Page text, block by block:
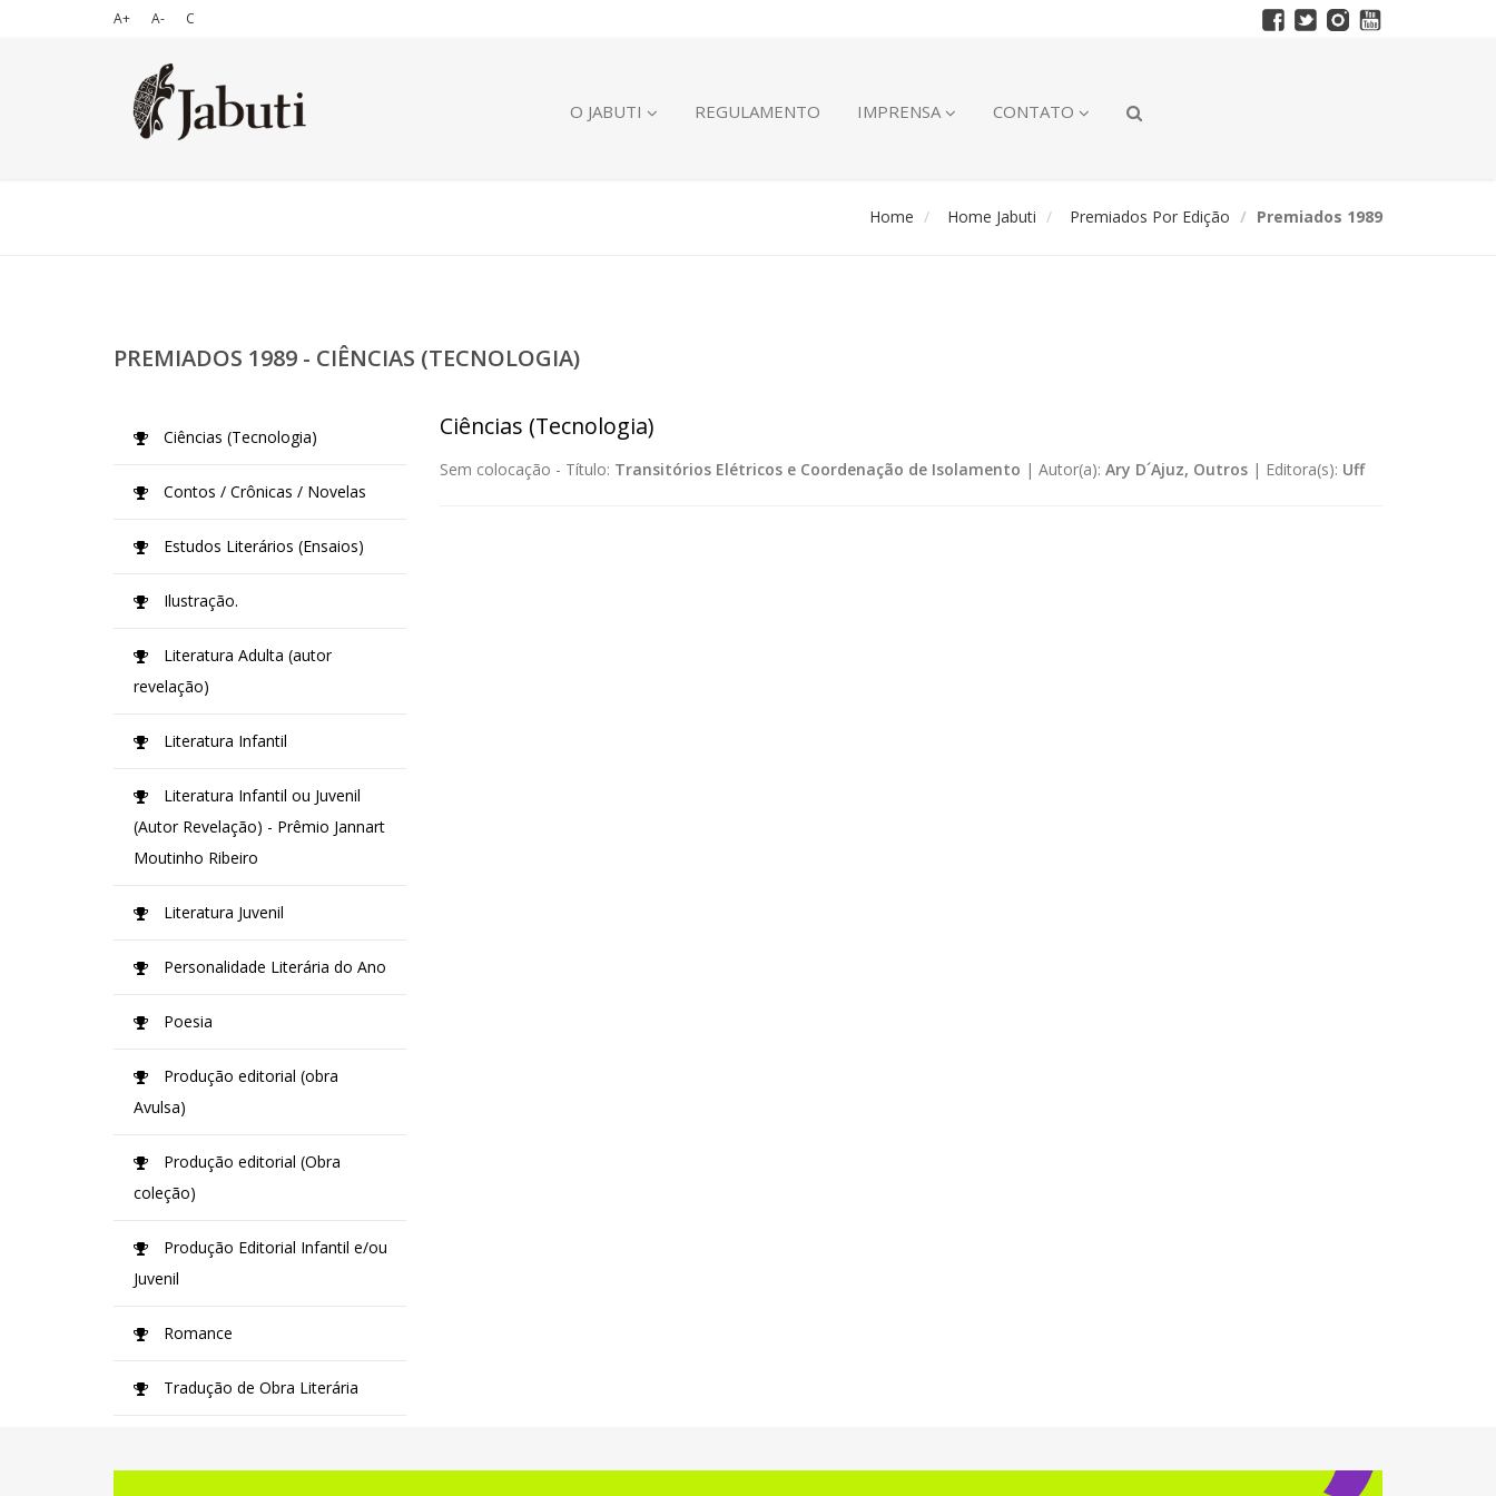
A+ A- C
O JABUTI REGULAMENTO IMPRENSA CONTATO
Home Home Jabuti Premiados Por Edição Premiados 1989
PREMIADOS 1989 - CIÊNCIAS (TECNOLOGIA)
Ciências (Tecnologia)
Sem colocação - Título: Transitórios Elétricos e Coordenação de Isolamento | Autor(a): Ary D´Ajuz, Outros| Editora(s): Uff
Ciências (Tecnologia)
Contos / Crônicas / Novelas
Estudos Literários (Ensaios)
Ilustração.
Literatura Adulta (autor
revelação)
Literatura Infantil
Literatura Infantil ou Juvenil
(Autor Revelação) - Prêmio Jannart
Moutinho Ribeiro
Literatura Juvenil
Personalidade Literária do Ano
Poesia
Produção editorial (obra
Avulsa)
Produção editorial (Obra
coleção)
Produção Editorial Infantil e/ou
Juvenil
Romance
Tradução de Obra Literária